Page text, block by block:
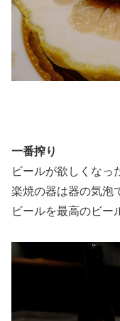
一番搾り
ビールが欲しくなっ
楽焼の器は器の気泡
ビールを最高のビー